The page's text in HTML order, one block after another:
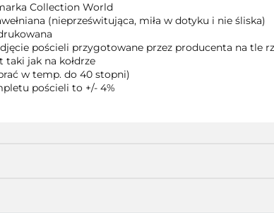
Collection World
(nieprześwitująca, miła w dotyku i nie śliska)
pościeli przygotowane przez producenta na tle
taki jak na kołdrze
w temp. do 40 stopni)
pościeli to +/- 4%